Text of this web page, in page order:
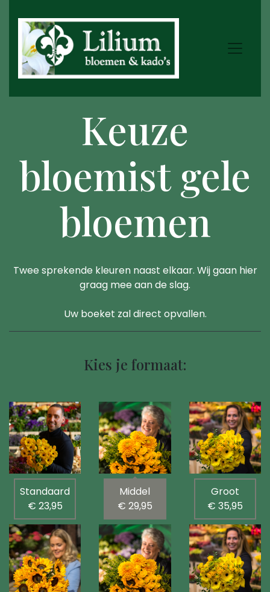
Keuze
bloemist gele
bloemen
Twee sprekende kleuren naast elkaar. Wij gaan hier
graag mee aan de slag.
Uw boeket zal direct opvallen.
Kies je formaat:
Standaard
€ 23,95
Middel
€ 29,95
Groot
€ 35,95